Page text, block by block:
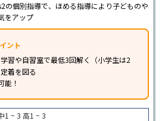
の個別指導で、ほめる指導により子どものや
をアップ
ント
習や自習室で最低3回解く（小学生は2
着を図る
能！
1 ~ 3 高1 ~ 3